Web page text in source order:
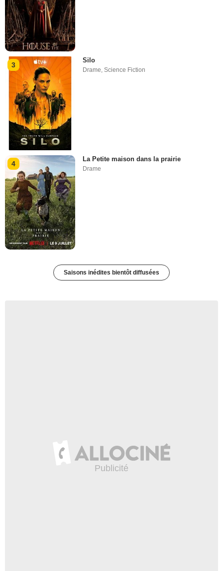
3
Silo
Drame,Science Fiction
4
La Petite maison dans la prairie
Drame
Saisons inédites bientôt diffusées